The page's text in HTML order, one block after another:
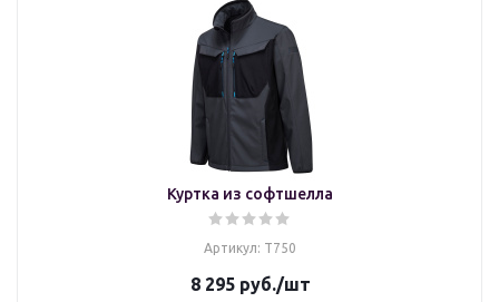
Куртка из софтшелла
Артикул: T750
8 295руб./шт